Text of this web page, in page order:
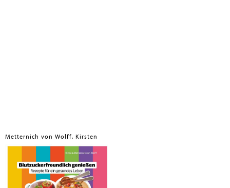
Metternich von Wolff, Kirsten
Blutzuckerfreundlich genießen
MedTrix GmbH, 2026